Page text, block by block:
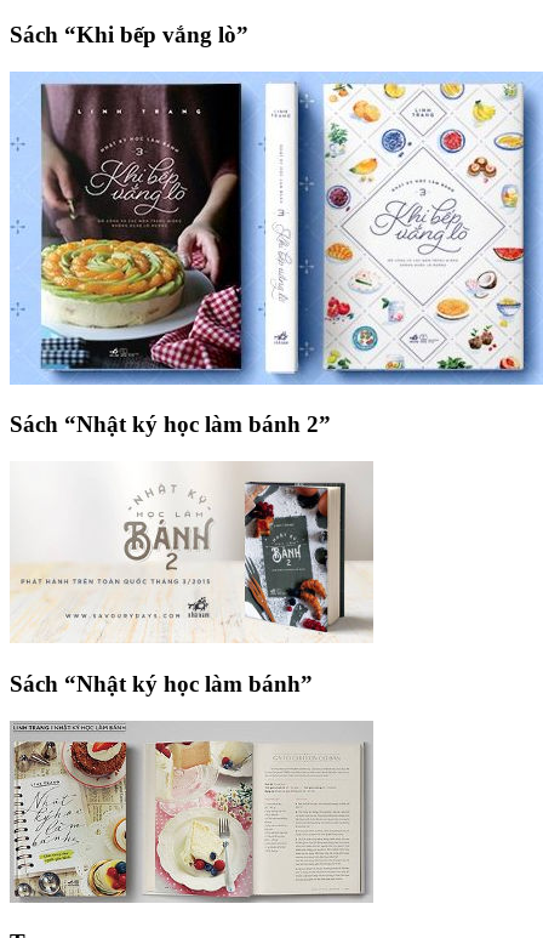
Sách “Khi bếp vắng lò”
Sách “Nhật ký học làm bánh 2”
Sách “Nhật ký học làm bánh”